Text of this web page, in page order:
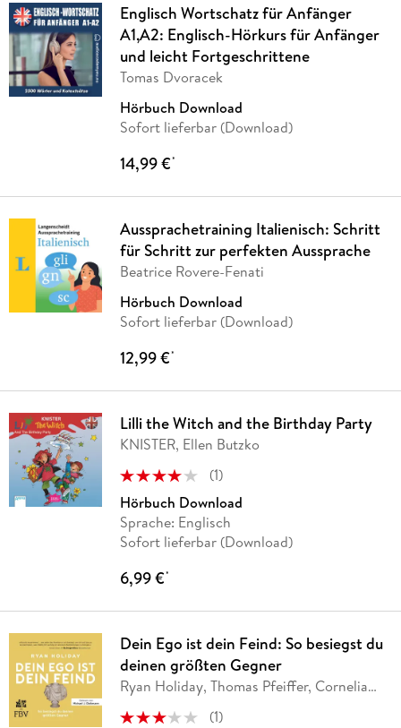
Englisch Wortschatz für Anfänger
A1,A2: Englisch-Hörkurs für Anfänger
und leicht Fortgeschrittene
Tomas Dvoracek
Hörbuch Download
Sofort lieferbar (Download)
14,99 €*
Aussprachetraining Italienisch: Schritt
für Schritt zur perfekten Aussprache
Beatrice Rovere-Fenati
Hörbuch Download
Sofort lieferbar (Download)
12,99 €*
Lilli the Witch and the Birthday Party
KNISTER, Ellen Butzko
(1)
Hörbuch Download
Sprache: Englisch
Sofort lieferbar (Download)
6,99 €*
Dein Ego ist dein Feind: So besiegst du
deinen größten Gegner
Ryan Holiday, Thomas Pfeiffer, Cornelia
(1)